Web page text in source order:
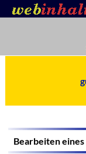
Bearbeiten